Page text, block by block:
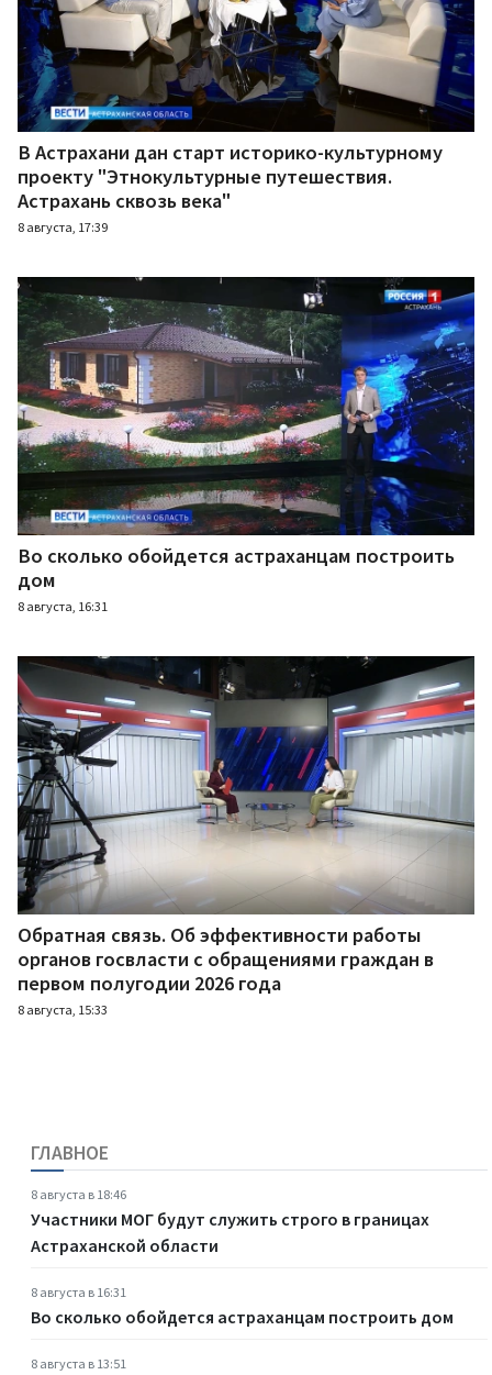
В Астрахани дан старт историко-культурному
проекту "Этнокультурные путешествия.
Астрахань сквозь века"
8 августа, 17:39
Во сколько обойдется астраханцам построить
дом
8 августа, 16:31
Обратная связь. Об эффективности работы
органов госвласти с обращениями граждан в
первом полугодии 2026 года
8 августа, 15:33
ГЛАВНОЕ
8 августа в 18:46
Участники МОГ будут служить строго в границах
Астраханской области
8 августа в 16:31
Во сколько обойдется астраханцам построить дом
8 августа в 13:51